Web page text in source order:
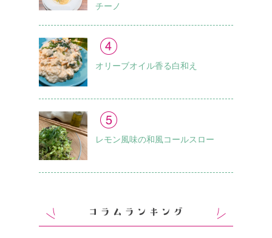
チーノ
オリーブオイル香る白和え
レモン風味の和風コールスロー